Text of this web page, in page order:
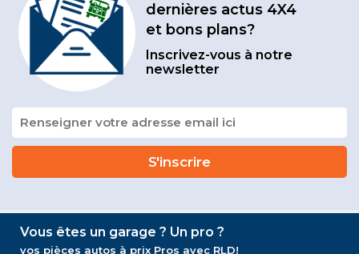
dernières actus 4X4
et bons plans?
Inscrivez-vous à notre
newsletter
Vous êtes un garage ? Un pro ?
vos pièces autos à prix Pros avec RLD!